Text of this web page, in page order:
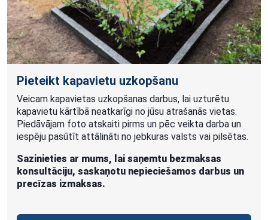
Pieteikt kapavietu uzkopšanu
Veicam kapavietas uzkopšanas darbus, lai uzturētu
kapavietu kārtībā neatkarīgi no jūsu atrašanās vietas.
Piedāvājam foto atskaiti pirms un pēc veikta darba un
iespēju pasūtīt attālināti no jebkuras valsts vai pilsētas.
Sazinieties ar mums, lai saņemtu bezmaksas
konsultāciju, saskaņotu nepieciešamos darbus un
precīzas izmaksas.